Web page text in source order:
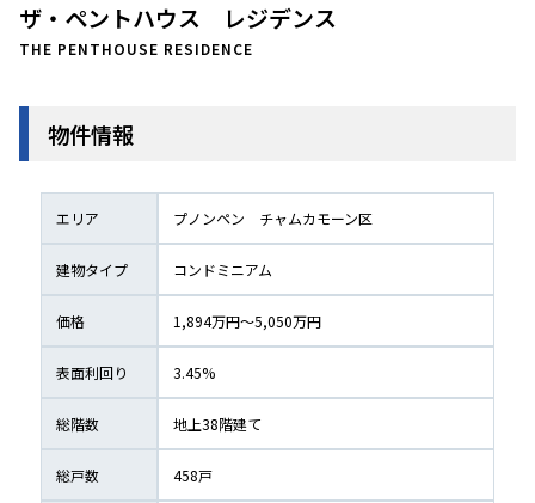
ザ・ペントハウス レジデンス
THE PENTHOUSE RESIDENCE
物件情報
エリア プノンペン チャムカモーン区
建物タイプ コンドミニアム
価格 1,894万円〜5,050万円
表面利回り 3.45%
総階数 地上38階建て
総戸数 458戸